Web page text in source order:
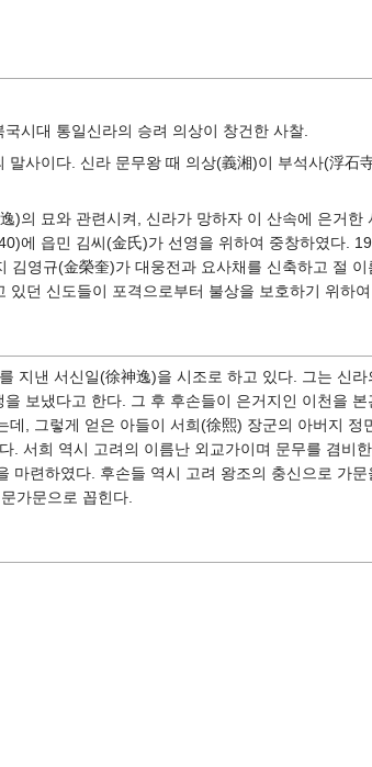
시대 통일신라의 승려 의상이 창건한 사찰.
사이다. 신라 문무왕 때 의상(義湘)이 부석사(浮
)의 묘와 관련시켜, 신라가 망하자 이 산속에 은거
에 읍민 김씨(金氏)가 선영을 위하여 중창하였다.
김영규(金榮奎)가 대웅전과 요사채를 신축하고 절
있던 신도들이 포격으로부터 불상을 보호하기 위하
지낸 서신일(徐神逸)을 시조로 하고 있다. 그는 신
보냈다고 한다. 그 후 후손들이 은거지인 이천을
데, 그렇게 얻은 아들이 서희(徐熙) 장군의 아버지
. 서희 역시 고려의 이름난 외교가이며 문무를 겸비
마련하였다. 후손들 역시 고려 왕조의 충신으로 가
가문으로 꼽힌다.